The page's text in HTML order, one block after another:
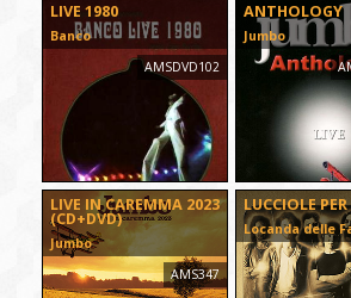
LIVE 1980
Banco
AMSDVD102
ANTHOLOGY
Jumbo
LIVE IN CAREMMA 2023
(CD+DVD)
Jumbo
AMS347
LUCCIOLE
Locanda delle